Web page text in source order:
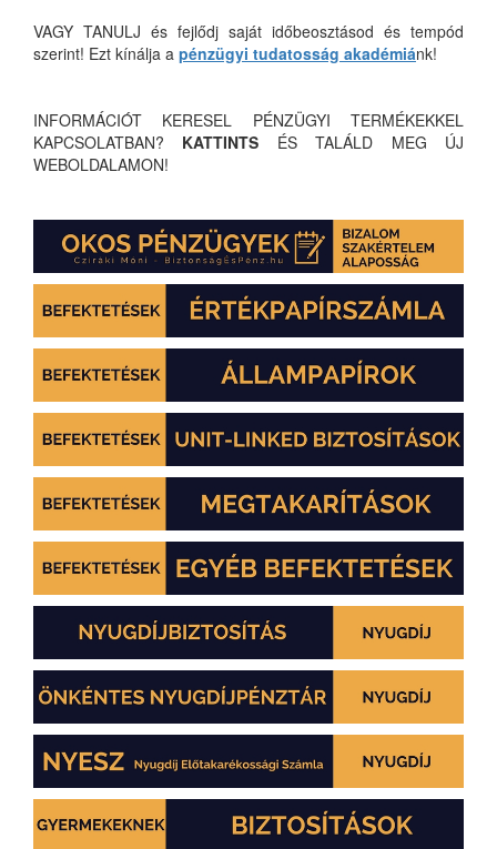
VAGY TANULJ és fejlődj saját időbeosztásod és tempód
szerint! Ezt kínálja a pénzügyi tudatosság akadémiánk!
INFORMÁCIÓT KERESEL PÉNZÜGYI TERMÉKEKKEL
KAPCSOLATBAN? KATTINTS ÉS TALÁLD MEG ÚJ
WEBOLDALAMON!